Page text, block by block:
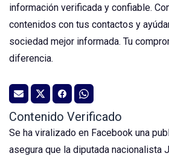
información verificada y confiable.
contenidos con tus contactos y
sociedad mejor informada. Tu
diferencia.
Contenido Verificado
Se ha viralizado en Facebook una
asegura que la diputada nacionalista